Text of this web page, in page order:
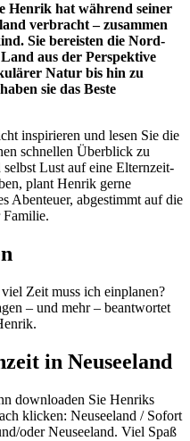
Henrik hat während seiner
verbracht – zusammen
Sie bereisten die Nord-
aus der Perspektive
Natur bis hin zu
sie das Beste
inspirieren und lesen Sie die
schnellen Überblick zu
Lust auf eine Elternzeit-
plant Henrik gerne
Abenteuer, abgestimmt auf die
Familie.
Zeit muss ich einplanen?
– und mehr – beantwortet
in Neuseeland
downloaden Sie Henriks
klicken: Neuseeland / Sofort
oder Neuseeland. Viel Spaß